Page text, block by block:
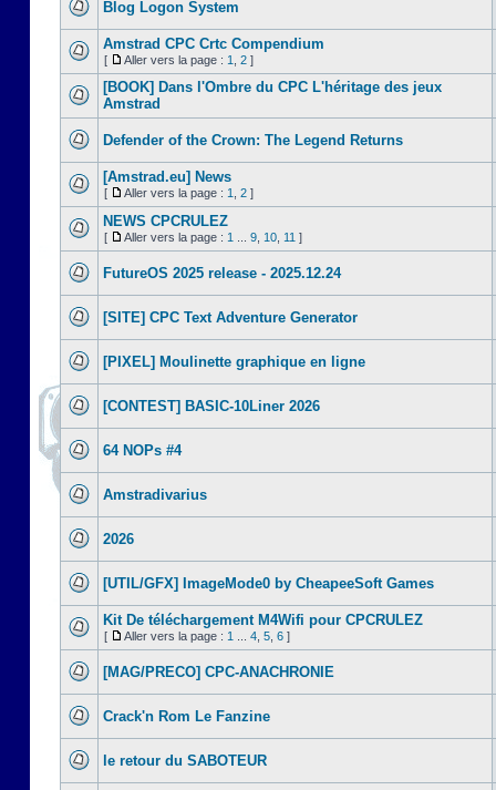
Blog Logon System
Amstrad CPC Crtc Compendium
[ Aller vers la page : 1 2 ]
[BOOK] Dans l'Ombre du CPC L'héritage des jeux
Amstrad
Defender of the Crown: The Legend Returns
[Amstrad.eu] News
[ Aller vers la page : 1 2 ]
NEWS CPCRULEZ
[ Aller vers la page : 1 9 10 11 ]
FutureOS 2025 release - 2025.12.24
[SITE] CPC Text Adventure Generator
[PIXEL] Moulinette graphique en ligne
[CONTEST] BASIC-10Liner 2026
64 NOPs #4
Amstradivarius
2026
[UTIL/GFX] ImageMode0 by CheapeeSoft Games
Kit De téléchargement M4Wifi pour CPCRULEZ
[ Aller vers la page : 1 4 5 6 ]
[MAG/PRECO] CPC-ANACHRONIE
Crack'n Rom Le Fanzine
le retour du SABOTEUR